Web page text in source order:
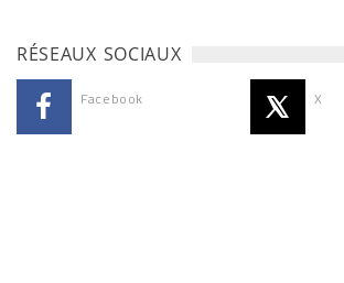
RÉSEAUX SOCIAUX
Facebook X